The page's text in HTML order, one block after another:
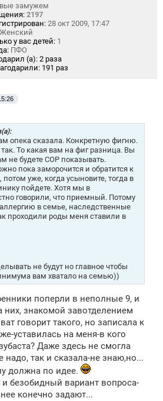
замужем
2197
28 окт 2009, 17:47
Женский
у вас детей: 1
ПФО
(а): 2 раза
191 раз
опека сказала. Конкретную фигню.
То какая вам на фиг разница. Вы
не будете СОР показывать.
пока заморочится и обратится к
уже, когда усыновите, тогда в
пойдете. Хотя мы в
говорили, что приемный. Потому
в семье, наследственные
проходили роды меня ставили в
не будут но главное чтобы
вам хватало на семью))
поперли в неполные 9, и
них, знакомой завотделением
говорит такого, но записала к
уставилась на меня-в кого
Даже здесь не смогла
надо, так и сказала-не знаю,но...
должна по идее.
безобидный вариант вопроса-
конечно задают...